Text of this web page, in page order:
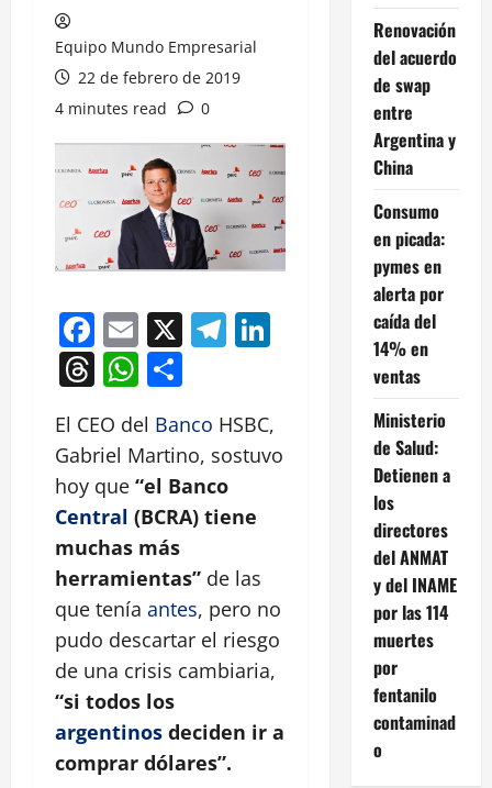
Equipo Mundo Empresarial
22 de febrero de 2019
4 minutes read
0
Facebook
Email
X Telegram
LinkedIn
Threads
WhatsApp
El CEO del Banco HSBC,
Gabriel Martino, sostuvo
hoy que “el Banco
Central (BCRA) tiene
muchas más
herramientas” de las
que tenía antes, pero no
pudo descartar el riesgo
de una crisis cambiaria,
“si todos los
argentinos deciden ir a
comprar dólares”.
Renovación
del acuerdo
de swap
entre
Argentina y
China
Consumo
en picada:
pymes en
alerta por
caída del
14% en
ventas
Ministerio
de Salud:
Detienen a
los
directores
del ANMAT
y del INAME
por las 114
muertes
por
fentanilo
contaminad
o